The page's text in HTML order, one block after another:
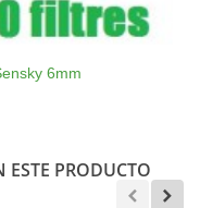
6mm
ESTE PRODUCTO